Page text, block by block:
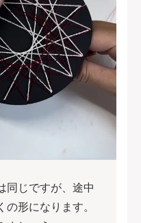
同じですが、途中
形になります。